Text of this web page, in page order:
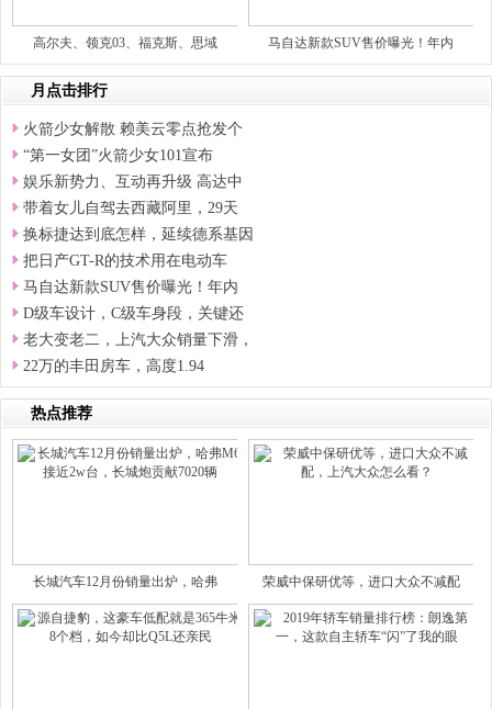
高尔夫、领克03、福克斯、思域 马自达新款SUV售价曝光！年内
月点击排行
火箭少女解散 赖美云零点抢发个
“第一女团”火箭少女101宣布
娱乐新势力、互动再升级 高达中
带着女儿自驾去西藏阿里，29天
换标捷达到底怎样，延续德系基因
把日产GT-R的技术用在电动车
马自达新款SUV售价曝光！年内
D级车设计，C级车身段，关键还
老大变老二，上汽大众销量下滑，
22万的丰田房车，高度1.94
热点推荐
长城汽车12月份销量出炉，哈弗 荣威中保研优等，进口大众不减配